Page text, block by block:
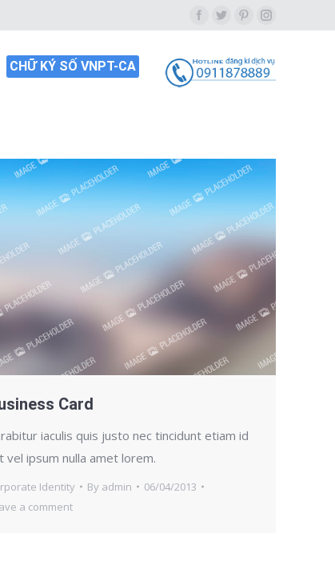
Facebook
TwitterPinterestInstagram
CHỮ KÝ SỐ VNPT-CA
Card
iaculis quis justo nec tincidunt etiam id
vel ipsum nulla amet lorem.
Identity By admin
06/04/2013
a comment